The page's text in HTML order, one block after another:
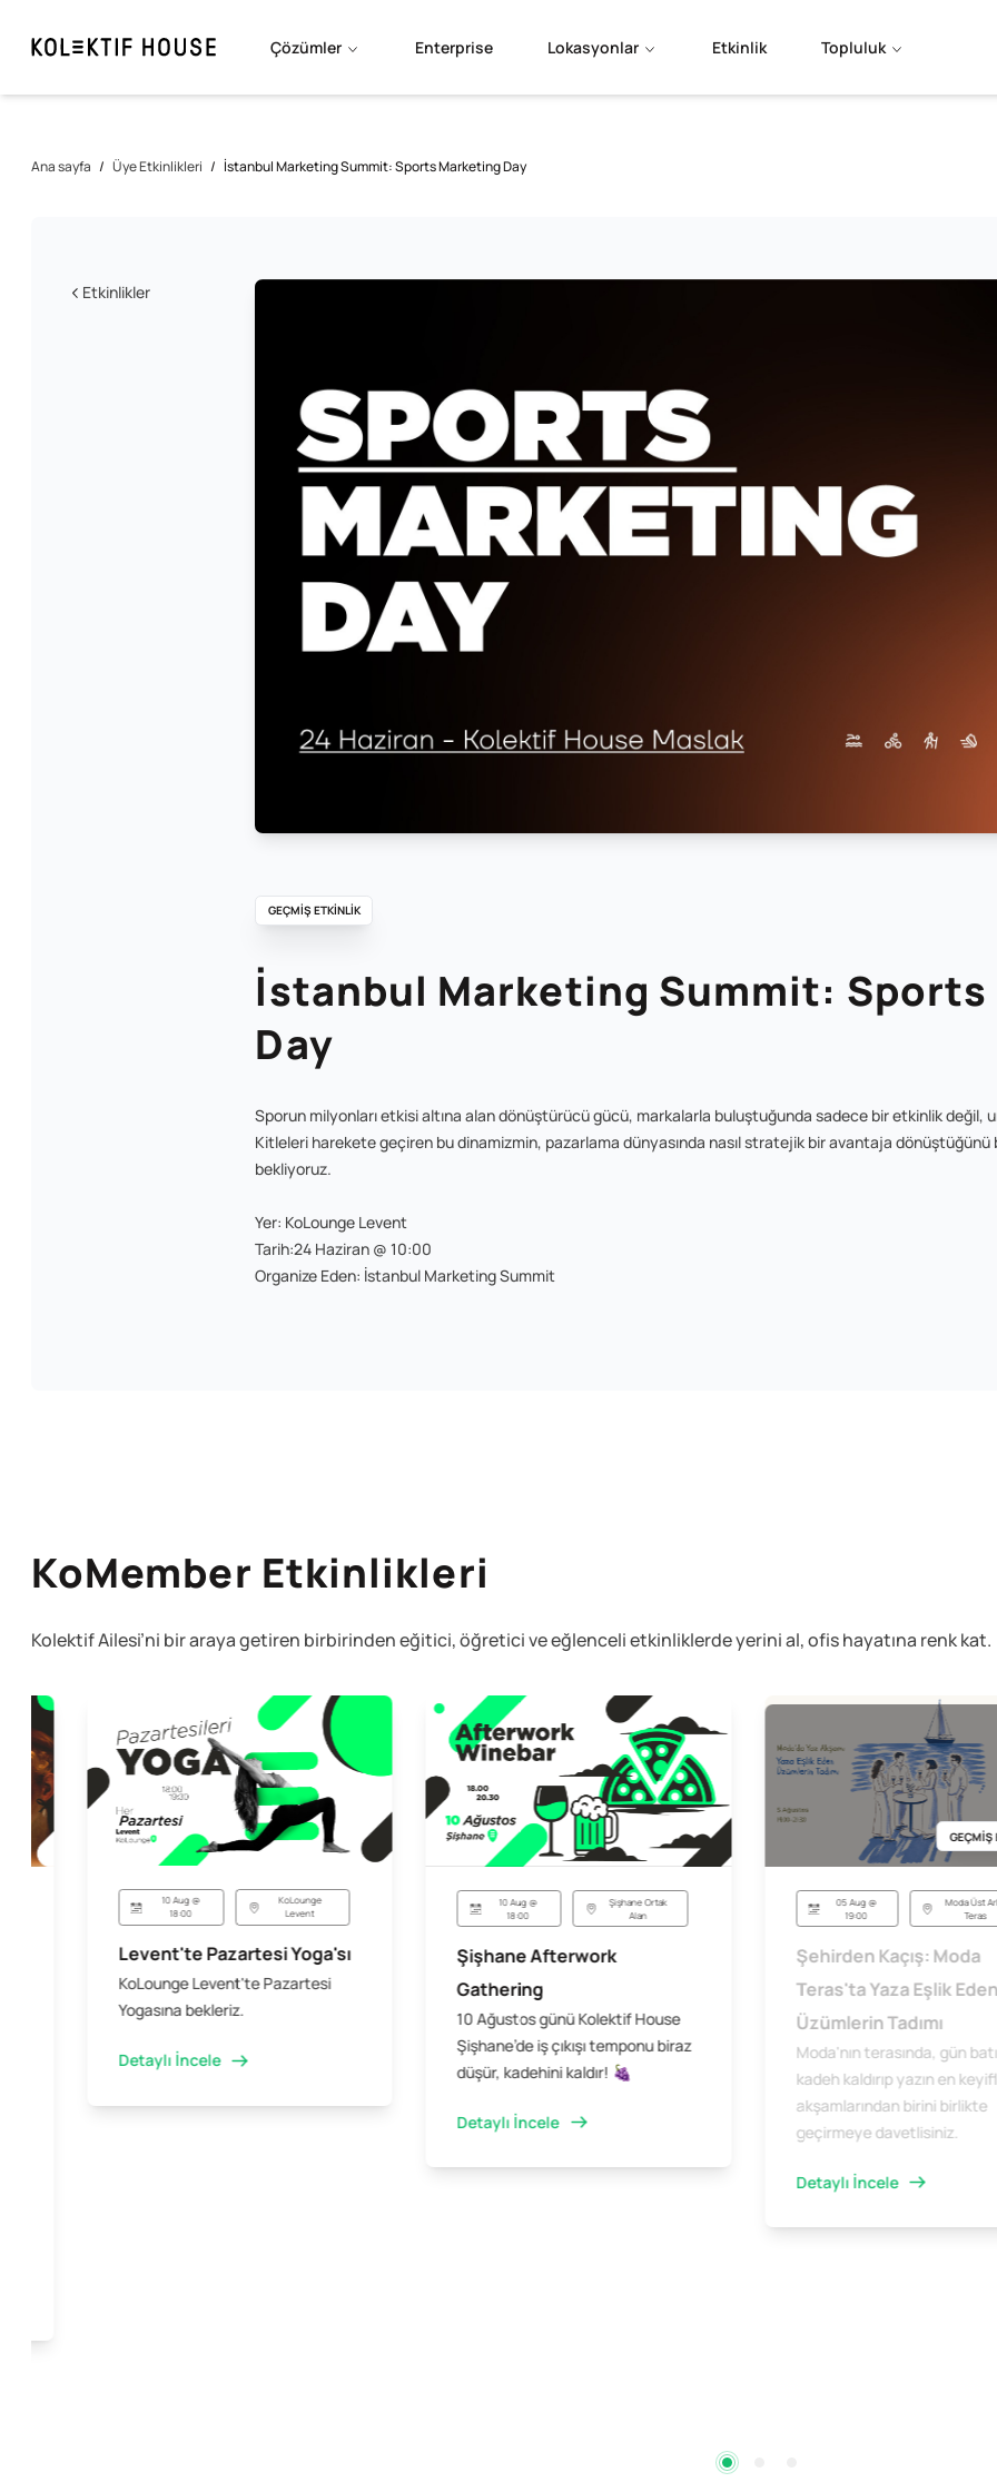
Çözümler Enterprise Lokasyonlar Etkinlik Topluluk
Ana sayfa / Üye Etkinlikleri / İstanbul Marketing Summit: Sports Marketing Day
Etkinlikler
GEÇMİŞ ETKİNLİK
İstanbul Marketing Summit:
Day
Sporun milyonları etkisi altına alan dönüştürücü gücü, markalarla buluştuğunda sadece bir etkinlik değil,
Kitleleri harekete geçiren bu dinamizmin, pazarlama dünyasında nasıl stratejik bir avantaja
bekliyoruz.
Yer: KoLounge Levent
Tarih:24 Haziran @ 10:00
Organize Eden: İstanbul Marketing Summit
KoMember Etkinlikleri
Kolektif Ailesi’ni bir araya getiren birbirinden eğitici, öğretici ve eğlencelietkinliklerde yerini al, ofis hayatına renk kat.
10 Aug @
18:00
KoLounge
Levent
Levent'te Pazartesi Yoga'sı
KoLounge Levent'te Pazartesi
Yogasına bekleriz.
Detaylı İncele
10 Aug @
18:00
Şişhane Ortak
Alan
Şişhane Afterwork
Gathering
10 Ağustos günü Kolektif House
Şişhane’de iş çıkışı temponu biraz
düşür, kadehini kaldır! 🍇
Detaylı İncele
GEÇMİŞ
05 Aug @
19:00
Moda Üst
Teras
Şehirden Kaçış: Moda
Teras'ta Yaza Eşlik Eden
Üzümlerin Tadımı
Moda'nın terasında, gün
kadeh kaldırıp yazın en
akşamlarından birini birlikte
geçirmeye davetlisiniz.
Detaylı İncele